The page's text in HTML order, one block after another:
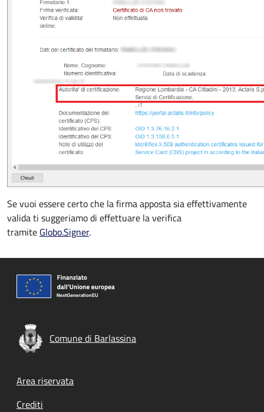
Se vuoi essere certo che la firma apposta sia effettivamente
valida ti suggeriamo di effettuare la verifica
tramite Globo.Signer.
Comune di Barlassina
Footer menu
Area riservata
Crediti